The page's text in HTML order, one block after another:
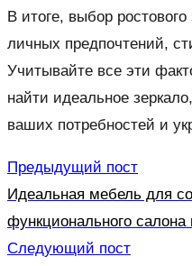
В итоге, выбор
личных предпочтений,
Учитывайте все эти
найти идеальное
ваших потребностей и
Предыдущий пост
Идеальная мебель для
функционального салона
Следующий пост